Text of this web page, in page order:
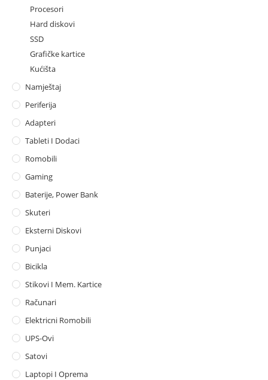
Procesori
Hard diskovi
SSD
Grafičke kartice
Kućišta
Namještaj
Periferija
Adapteri
Tableti I Dodaci
Romobili
Gaming
Baterije, Power Bank
Skuteri
Eksterni Diskovi
Punjaci
Bicikla
Stikovi I Mem. Kartice
Računari
Elektricni Romobili
UPS-Ovi
Satovi
Laptopi I Oprema